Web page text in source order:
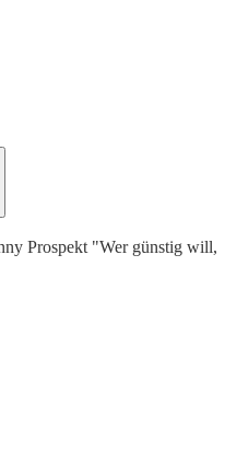
Prospekt "Wer günstig will,